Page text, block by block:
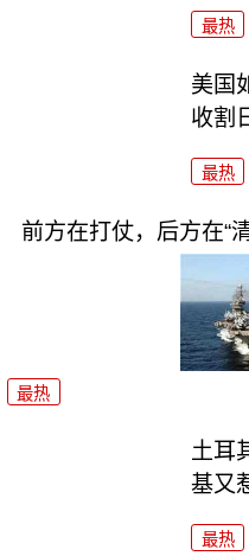
最热
美国
收割
最热
前方在打仗，后方在“
最热
土耳
基又
最热